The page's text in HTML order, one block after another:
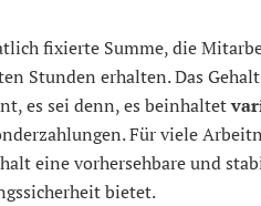
fixierte Summe, die
Stunden erhalten. Das
es sei denn, es beinhaltet
Für viele
eine vorhersehbare und
bietet.